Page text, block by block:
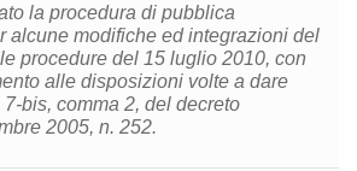
la procedura di pubblica
alcune modifiche ed integrazioni del
procedure del 15 luglio 2010, con
alle disposizioni volte a dare
7-bis, comma 2, del decreto
2005, n. 252.